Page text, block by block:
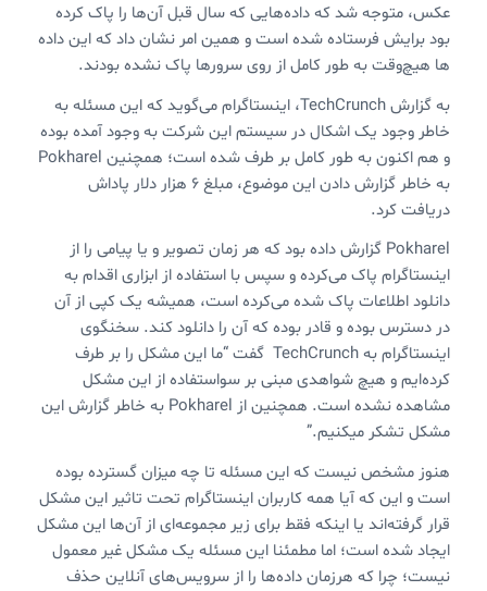
عکس، متوجه شد که داده‌هایی که سال قبل آن‌ها را پاک کرده
بود برایش فرستاده شده است و همین امر نشان داد که این داده
ها هیچ‌وقت به طور کامل از روی سرورها پاک نشده بودند.
به گزارش TechCrunch، اینستاگرام می‌گوید که این مسئله به
خاطر وجود یک اشکال در سیستم این شرکت به وجود آمده بوده
و هم اکنون به طور کامل بر طرف شده است؛ همچنین Pokharel
به خاطر گزارش دادن این موضوع، مبلغ 6 هزار دلار پاداش
دریافت کرد.
Pokharel گزارش داده بود که هر زمان تصویر و یا پیامی را از
اینستاگرام پاک می‌کرده و سپس با استفاده از ابزاری اقدام به
دانلود اطلاعات پاک شده می‌کرده است، همیشه یک کپی از آن
در دسترس بوده و قادر بوده که آن را دانلود کند. سخنگوی
اینستاگرام به TechCrunch گفت “ما این مشکل را بر طرف
کرده‌ایم و هیچ شواهدی مبنی بر سواستفاده از این مشکل
مشاهده نشده است. همچنین از Pokharel به خاطر گزارش این
مشکل تشکر میکنیم.”
هنوز مشخص نیست که این مسئله تا چه میزان گسترده بوده
است و این که آیا همه کاربران اینستاگرام تحت تاثیر این مشکل
قرار گرفته‌اند یا اینکه فقط برای زیر مجموعه‌ای از آن‌ها این مشکل
ایجاد شده است؛ اما مطمئنا این مسئله یک مشکل غیر معمول
نیست؛ چرا که هرزمان داده‌ها را از سرویس‌های آنلاین حذف